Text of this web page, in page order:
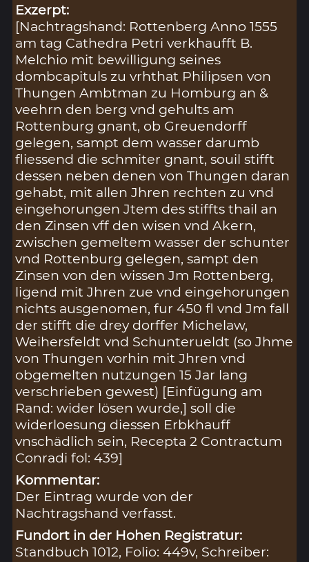
Exzerpt:
[Nachtragshand: Rottenberg Anno 1555
am tag Cathedra Petri verkhaufft B.
Melchio mit bewilligung seines
dombcapituls zu vrhthat Philipsen von
Thungen Ambtman zu Homburg an &
veehrn den berg vnd gehults am
Rottenburg gnant, ob Greuendorff
gelegen, sampt dem wasser darumb
fliessend die schmiter gnant, souil stifft
dessen neben denen von Thungen daran
gehabt, mit allen Jhren rechten zu vnd
eingehorungen Jtem des stiffts thail an
den Zinsen vff den wisen vnd Akern,
zwischen gemeltem wasser der schunter
vnd Rottenburg gelegen, sampt den
Zinsen von den wissen Jm Rottenberg,
ligend mit Jhren zue vnd eingehorungen
nichts ausgenomen, fur 450 fl vnd Jm fall
der stifft die drey dorffer Michelaw,
Weihersfeldt vnd Schunterueldt (so Jhme
von Thungen vorhin mit Jhren vnd
obgemelten nutzungen 15 Jar lang
verschrieben gewest) [Einfügung am
Rand: wider lösen wurde,] soll die
widerloesung diessen Erbkhauff
vnschädlich sein, Recepta 2 Contractum
Conradi fol: 439]
Kommentar:
Der Eintrag wurde von der
Nachtragshand verfasst.
Fundort in der Hohen Registratur:
Standbuch 1012, Folio: 449v, Schreiber: